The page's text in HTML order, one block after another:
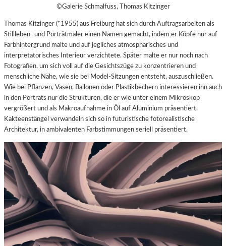
©Galerie Schmalfuss, Thomas Kitzinger
Thomas Kitzinger (*1955) aus Freiburg hat sich durch Auftragsarbeiten als
Stillleben- und Porträtmaler einen Namen gemacht, indem er Köpfe nur auf
Farbhintergrund malte und auf jegliches atmosphärisches und
interpretatorisches Interieur verzichtete. Später malte er nur noch nach
Fotografien, um sich voll auf die Gesichtszüge zu konzentrieren und
menschliche Nähe, wie sie bei Model-Sitzungen entsteht, auszuschließen.
Wie bei Pflanzen, Vasen, Ballonen oder Plastikbechern interessieren ihn auch
in den Porträts nur die Strukturen, die er wie unter einem Mikroskop
vergrößert und als Makroaufnahme in Öl auf Aluminium präsentiert.
Kakteenstängel verwandeln sich so in futuristische fotorealistische
Architektur, in ambivalenten Farbstimmungen seriell präsentiert.